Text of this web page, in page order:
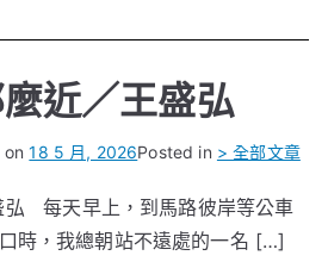
近／王盛弘
on18 5 月, 2026Posted in > 全部文章
弘 每天早上，到馬路彼岸等公車
時，我總朝站不遠處的一名 […]